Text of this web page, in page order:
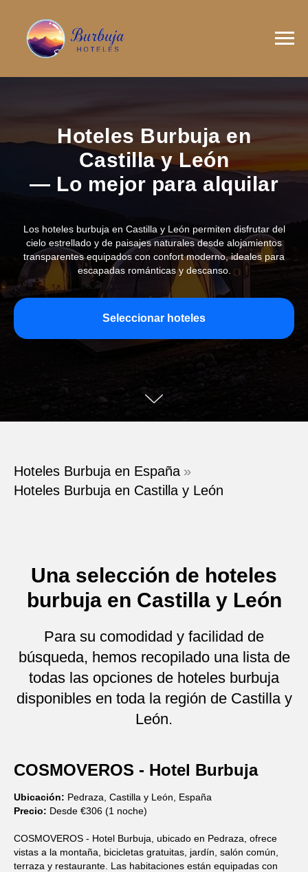
Hoteles Burbuja en
Castilla y León
— Lo mejor para alquilar
Los hoteles burbuja en Castilla y León permiten disfrutar del
cielo estrellado y de paisajes naturales desde alojamientos
transparentes equipados con confort moderno, ideales para
escapadas románticas y descanso.
Seleccionar hoteles
Hoteles Burbuja en España »
Hoteles Burbuja en Castilla y León
Una selección de hoteles
burbuja en Castilla y León
Para su comodidad y facilidad de
búsqueda, hemos recopilado una lista de
todas las opciones de hoteles burbuja
disponibles en toda la región de Castilla y
León.
COSMOVEROS - Hotel Burbuja
Ubicación: Pedraza, Castilla y León, España
Precio: Desde €306 (1 noche)
COSMOVEROS - Hotel Burbuja, ubicado en Pedraza, ofrece
vistas a la montaña, bicicletas gratuitas, jardín, salón común,
terraza y restaurante. Las habitaciones están equipadas con